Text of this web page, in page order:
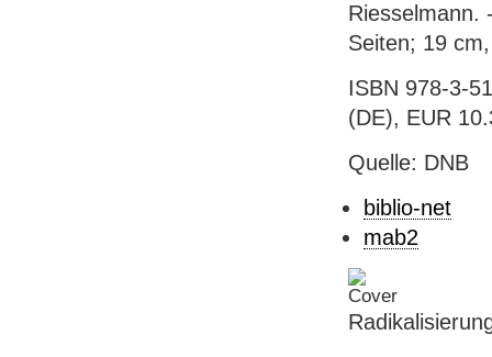
Riesselmann.
Seiten; 19
ISBN 978-3-
(DE), EUR
Quelle: DNB
biblio-net
mab2